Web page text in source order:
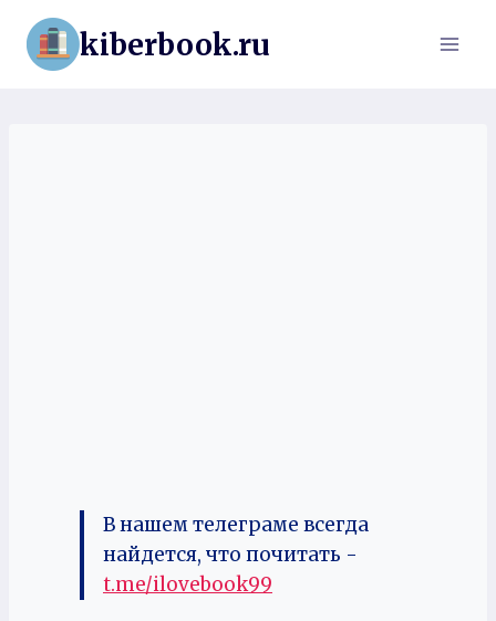
Перейти
содержимому
kiberbook.ru
В нашем телеграме всегда
найдется, что почитать -
t.me/ilovebook99